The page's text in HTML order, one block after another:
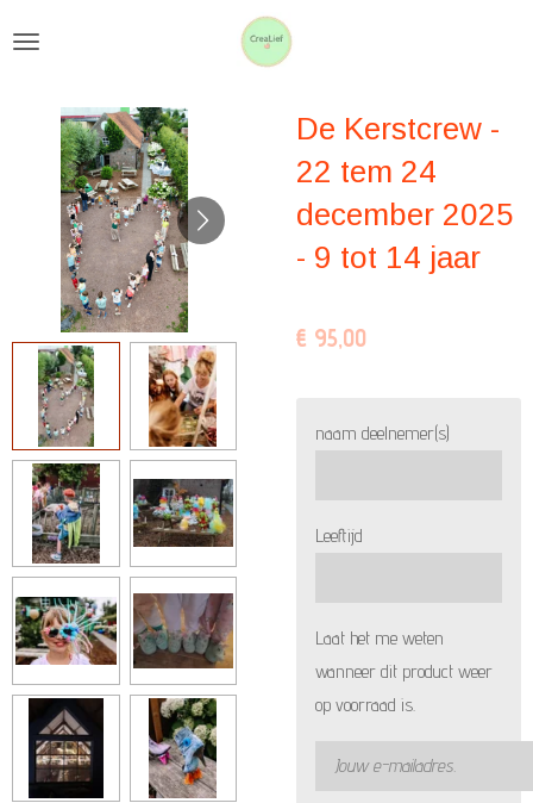
hoofdinhoud
De Kerstcrew -
22 tem 24
december 2025
- 9 tot 14 jaar
€ 95,00
naam deelnemer(s)
Leeftijd
Laat het me weten
wanneer dit product weer
op voorraad is.